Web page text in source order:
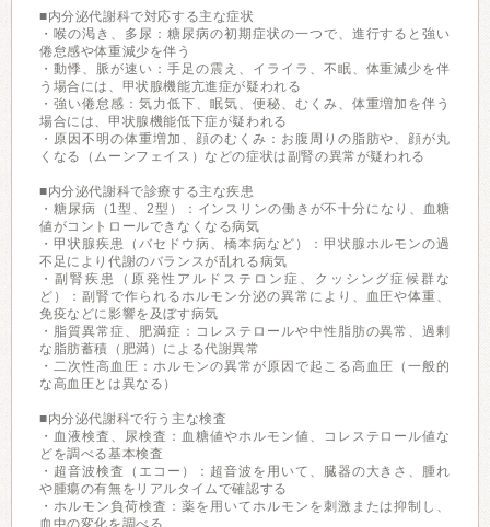
■内分泌代謝科で対応する主な症状
・喉の渇き、多尿：糖尿病の初期症状の一つで、進行すると強い
倦怠感や体重減少を伴う
・動悸、脈が速い：手足の震え、イライラ、不眠、体重減少を伴
う場合には、甲状腺機能亢進症が疑われる
・強い倦怠感：気力低下、眠気、便秘、むくみ、体重増加を伴う
場合には、甲状腺機能低下症が疑われる
・原因不明の体重増加、顔のむくみ：お腹周りの脂肪や、顔が丸
くなる（ムーンフェイス）などの症状は副腎の異常が疑われる
■内分泌代謝科で診療する主な疾患
・糖尿病（1型、2型）：インスリンの働きが不十分になり、血糖
値がコントロールできなくなる病気
・甲状腺疾患（バセドウ病、橋本病など）：甲状腺ホルモンの過
不足により代謝のバランスが乱れる病気
・副腎疾患（原発性アルドステロン症、クッシング症候群な
ど）：副腎で作られるホルモン分泌の異常により、血圧や体重、
免疫などに影響を及ぼす病気
・脂質異常症、肥満症：コレステロールや中性脂肪の異常、過剰
な脂肪蓄積（肥満）による代謝異常
・二次性高血圧：ホルモンの異常が原因で起こる高血圧（一般的
な高血圧とは異なる）
■内分泌代謝科で行う主な検査
・血液検査、尿検査：血糖値やホルモン値、コレステロール値な
どを調べる基本検査
・超音波検査（エコー）：超音波を用いて、臓器の大きさ、腫れ
や腫瘍の有無をリアルタイムで確認する
・ホルモン負荷検査：薬を用いてホルモンを刺激または抑制し、
血中の変化を調べる